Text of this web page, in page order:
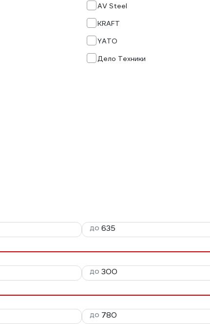
AV Steel
KRAFT
YATO
Дело Техники
до
до
до